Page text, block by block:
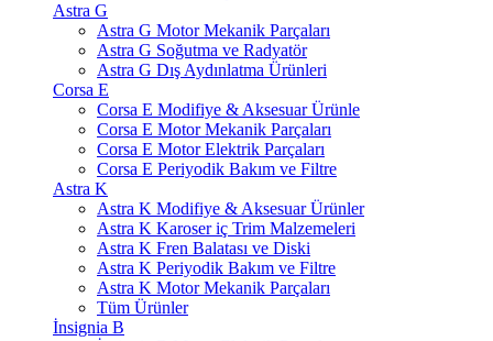
Astra G
Astra G Motor Mekanik Parçaları
Astra G Soğutma ve Radyatör
Astra G Dış Aydınlatma Ürünleri
Corsa E
Corsa E Modifiye & Aksesuar Ürünle
Corsa E Motor Mekanik Parçaları
Corsa E Motor Elektrik Parçaları
Corsa E Periyodik Bakım ve Filtre
Astra K
Astra K Modifiye & Aksesuar Ürünler
Astra K Karoser iç Trim Malzemeleri
Astra K Fren Balatası ve Diski
Astra K Periyodik Bakım ve Filtre
Astra K Motor Mekanik Parçaları
Tüm Ürünler
İnsignia B